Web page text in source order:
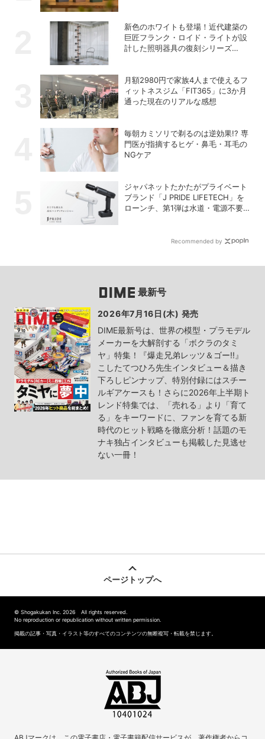
新色のホワイトも登場！近代建築の
巨匠フランク・ロイド・ライトが設
計した照明器具の復刻シリーズ
月額2980円で家族4人まで使えるフ
ィットネスジム「FIT365」に3か月
通った現在のリアルな感想
毎朝カミソリで剃るのは逆効果!? 専
門医が指摘するヒゲ・鼻毛・耳毛の
NGケア
ジャパネットたかたがプライベート
ブランド「J PRIDE LIFETECH」を
ローンチ、第1弾は水道・電源不要
Recommended by
最新号
2026年7月16日(木) 発売
DIME最新号は、世界の模型・プラモデル
メーカーを大解剖する「ボクラのタミ
ヤ」特集！『爆走兄弟レッツ＆ゴー!!』
こしたてつひろ先生インタビュー＆描き
下ろしピンナップ、特別付録にはスチー
ルギアケースも！さらに2026年上半期ト
レンド特集では、「売れる」より「育て
る」をキーワードに、ファンを育てる新
時代のヒット戦略を徹底分析！話題のモ
ナキ独占インタビューも掲載した見逃せ
ない一冊！
ページトップへ
© Shogakukan Inc. 2026 All rights reserved.
No reproduction or republication without written permission.
掲載の記事・写真・イラスト等のすべてのコンテンツの無断複写・転載を禁じます。